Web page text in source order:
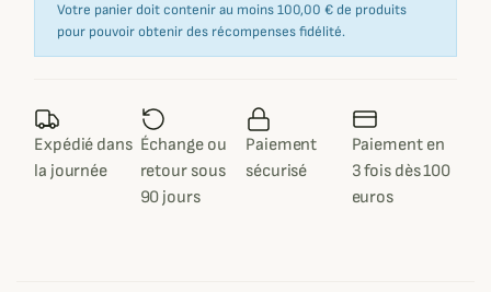
Votre panier doit contenir au moins 100,00 € de produits
pour pouvoir obtenir des récompenses fidélité.
Expédié dans
la journée
Échange ou
retour sous
90 jours
Paiement
sécurisé
Paiement en
3 fois dès 100
euros